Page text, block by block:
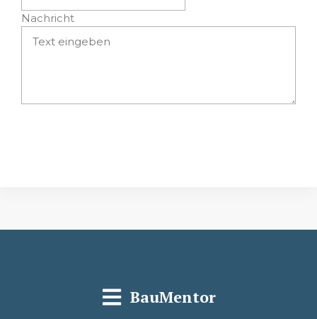
Nachricht
BauMentor